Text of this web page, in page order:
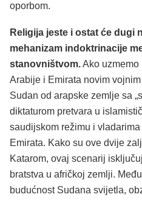
oporbom.
Religija jeste i ostat će dugi
mehanizam indoktrinacije
stanovništvom.Ako
Arabije i Emirata novim
Sudan od arapske zemlje sa
diktaturom pretvara u
saudijskom režimu i
Emirata. Kako su ove dvije
Katarom, ovaj scenarij
bratstva u afričkoj zemlji.
budućnost Sudana svijetla,